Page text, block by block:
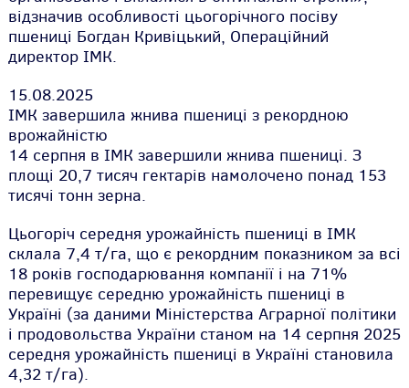
відзначив особливості цьогорічного посіву
пшениці Богдан Кривіцький, Операційний
директор ІМК.
15.08.2025
ІМК завершила жнива пшениці з рекордною
врожайністю
14 серпня в ІМК завершили жнива пшениці. З
площі 20,7 тисяч гектарів намолочено понад 153
тисячі тонн зерна.
Цьогоріч середня урожайність пшениці в ІМК
склала 7,4 т/га, що є рекордним показником за всі
18 років господарювання компанії і на 71%
перевищує середню урожайність пшениці в
Україні (за даними Міністерства Аграрної політики
і продовольства України станом на 14 серпня 2025
середня урожайність пшениці в Україні становила
4,32 т/га).